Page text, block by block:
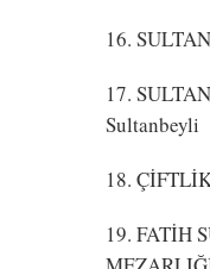
16.
17.
Sultanbeyli
18.
19. FATİH